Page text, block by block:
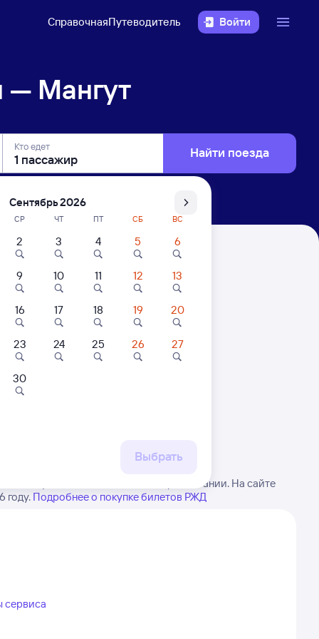
СправочнаяПутеводитель Войти
— Мангут
Кто едет Найти поезда
в виду, возможны изменения в расписании. На сайте
году. Подробнее о покупке билетов РЖД
сервиса
Сентябрь 2026
СР ЧТ ПТ СБ ВС
2 3 4 5 6
9 10 11 12 13
16 17 18 19 20
23 24 25 26 27
30
Выбрать